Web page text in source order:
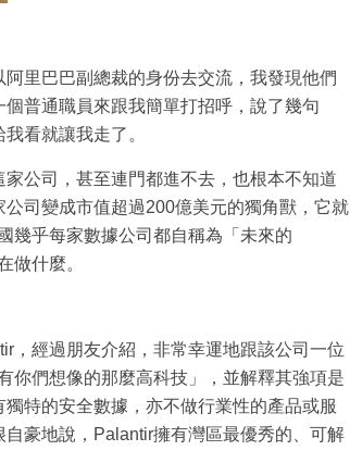
里巴巴副總裁的身份去交流，我發現他們
普通職員來跟我簡單打招呼，說了幾句
看就讓我走了。
公司，甚至連門都進不去，也根本不知道
司變成市值超過200億美元的獨角獸，它就
幾乎每家數據公司都自稱為「未來的
做什麼。
，經過朋友介紹，非常幸運地跟該公司一位
你們想像的那麼高科技」，並解釋其強項是
特的安全數據，亦不做行業性的產品或服
豪地說，Palantir擁有灣區最優秀的、可解